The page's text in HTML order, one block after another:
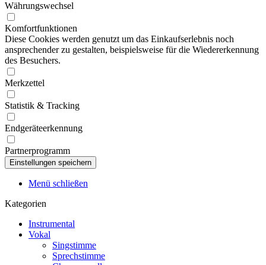
Währungswechsel
Komfortfunktionen
Diese Cookies werden genutzt um das Einkaufserlebnis noch
ansprechender zu gestalten, beispielsweise für die Wiedererkennung
des Besuchers.
Merkzettel
Statistik & Tracking
Endgeräteerkennung
Partnerprogramm
Menü schließen
Kategorien
Instrumental
Vokal
Singstimme
Sprechstimme